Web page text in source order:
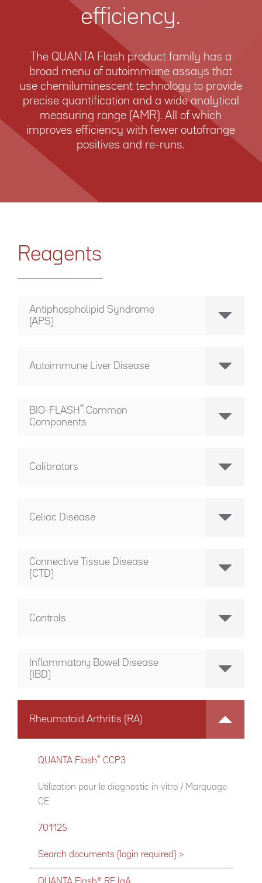
efficiency.
The QUANTA Flash product family has a
broad menu of autoimmune assays that
use chemiluminescent technology to provide
precise quantification and a wide analytical
measuring range (AMR). All of which
improves efficiency with fewer out­of­range
positives and re-runs.
Reagents
Antiphospholipid Syndrome
(APS)
Autoimmune Liver Disease
BIO-FLASH® Common
Components
Calibrators
Celiac Disease
Connective Tissue Disease
(CTD)
Controls
Inflammatory Bowel Disease
(IBD)
Rheumatoid Arthritis (RA)
QUANTA Flash® CCP3
Utilization pour le diagnostic in vitro / Marquage
CE
701125
Search documents (login required) >